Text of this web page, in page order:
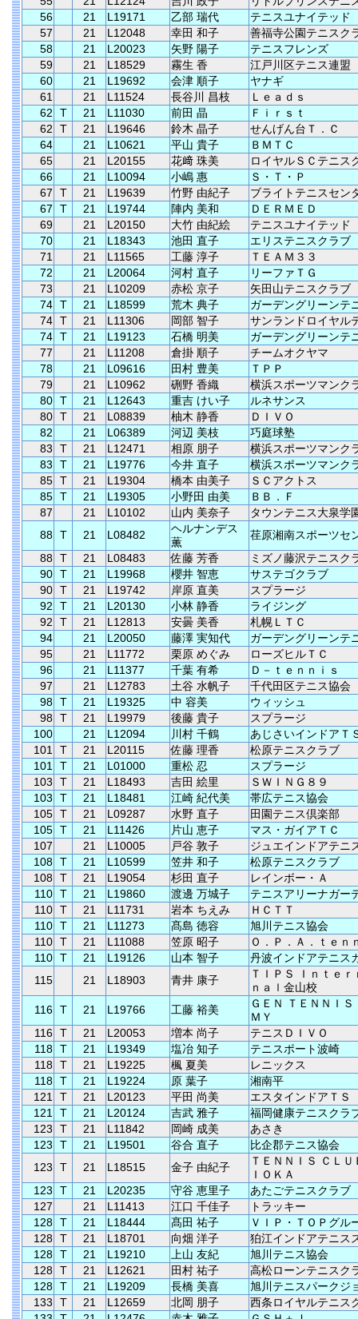
56
21 L19171 乙部 瑞代
テニスユナイテッド
57
21 L12048 幸田 和子
善福寺公園テニスク
58
21 L20023 矢野 陽子
テニスフレンズ
59
21 L18529 霧生 香
江戸川区テニス連盟
60
21 L19692 会津 順子
ヤナギ
61
21 L11524 長谷川 昌枝
Ｌｅａｄｓ
62
T 21 L11030 前田 晶
Ｆｉｒｓｔ
62
T 21 L19646 鈴木 晶子
せんげん台Ｔ．Ｃ
64
21 L10621 平山 貴子
ＢＭＴＣ
65
21 L20155 花﨑 珠美
ロイヤルＳＣテニス
66
21 L10094 小嶋 惠
Ｓ・Ｔ・Ｐ
67
T 21 L19639 竹野 由紀子
ブライトテニスセン
67
T 21 L19744 陣内 美和
ＤＥＲＭＥＤ
69
21 L20150 大竹 由紀絵
テニスユナイテッド
70
21 L18343 池田 直子
エリステニスクラブ
71
21 L11565 工藤 淳子
ＴＥＡＭ３３
72
21 L20064 河村 直子
リーファＴＧ
73
21 L10209 赤松 京子
矢田山テニスクラブ
74 T 21 L18599 荒木 典子
ガーデングリーンテ
74 T 21 L11306 岡部 智子
サンランドロイヤル
74 T 21 L19123 石橋 明美
ガーデングリーンテ
77
21 L11208 倉掛 順子
チームオクヤマ
78
21 L09616 田村 豊美
ＴＰＰ
79
21 L10962 硎野 香織
横浜スポーツマンク
80 T 21 L12643 重吉 けい子
ルネサンス
80 T 21 L08839 柚木 静香
ＤＩＶＯ
82
21 L06389 河辺 美枝
巧庭球塾
83
T 21 L12471 相原 朋子
横浜スポーツマンク
83
T 21 L19776 今井 直子
横浜スポーツマンク
85 T 21 L19304 橋本 由美子
ＳＣアクトス
85 T 21 L19305 小野田 由美
ＢＢ．Ｆ
87
21 L10102 山内 美奈子
タウンテニス大泉学
88 T 21 L08482
ヘルナンデス
薫
荏原湘南スポーツセ
88 T 21 L08483 佐藤 芳香
ミズノ藤沢テニスク
90 T 21 L19968 櫻井 智恵
サステゴクラブ
90 T 21 L19742 岸原 直美
スプラージ
92
T 21 L20130 小林 静香
ライジング
92
T 21 L12813 安曇 美香
札幌ＬＴＣ
94
21 L20050 藤澤 実知代
ガーデングリーンテ
95
21 L11772 栗原 めぐみ
ローズヒルＴＣ
96
21 L11377 千葉 有希
Ｄ－ｔｅｎｎｉｓ
97
21 L12783 土谷 水帆子
千代田区テニス協会
98 T 21 L19325 中 容美
ウィッシュ
98 T 21 L19979 後藤 貴子
スプラージ
100
21 L12094 川村 千鶴
あじさいインドアＴ
101
T 21 L20115 佐藤 理香
松原テニスクラブ
101
T 21 L01000 重松 忍
スプラージ
103
T 21 L18493 吉田 絵里
ＳＷＩＮＧ８９
103
T 21 L18481 江崎 紀代美
帯広テニス協会
105 T 21 L09287 水野 直子
田園テニス倶楽部
105 T 21 L11426 片山 恵子
マス・ガイアＴＣ
107
21 L10005 戸谷 敦子
ジュエインドアテニ
108 T 21 L10599 笠井 和子
松原テニスクラブ
108 T 21 L19054 杉田 直子
レインボー・Ａ
110 T 21 L19860 渡邊 万城子
テニスアリーナガー
110 T 21 L11731 岩本 ちえみ
ＨＣＴＴ
110 T 21 L11273 髙島 徳容
旭川テニス協会
110 T 21 L11088 笠原 昭子
Ｏ．Ｐ．Ａ．ｔｅｎ
110 T 21 L19126 山本 智子
丹波インドアテニス
115
21 L18903 青井 康子
ＴＩＰＳ Ｉｎｔｅｒ
ｎａｌ金山校
116 T 21 L19766 工藤 裕美
ＧＥＮ ＴＥＮＮＩ
ＭＹ
116 T 21 L20053 増本 尚子
テニスＤＩＶＯ
118 T 21 L19349 塩冶 知子
テニスポート波崎
118 T 21 L19225 楓 夏美
レニックス
118 T 21 L19224 原 葉子
湘南平
121
T 21 L20123 平田 尚美
エスタインドアＴＳ
121
T 21 L20124 吉武 雅子
福岡健康テニスクラ
123
T 21 L11842 岡崎 成美
あさき
123
T 21 L19501 谷合 直子
比企郡テニス協会
123
T 21 L18515 金子 由紀子
ＴＥＮＮＩＳ ＣＬ
ＩＯＫＡ
123
T 21 L20235 守谷 恵里子
あたごテニスクラブ
127
21 L11413 江口 千佳子
トラッキー
128 T 21 L18444 髙田 祐子
ＶＩＰ・ＴＯＰグル
128 T 21 L18701 向畑 洋子
狛江インドアテニス
128 T 21 L19210 上山 友紀
旭川テニス協会
128 T 21 L12621 田村 祐子
高松ローンテニスク
128 T 21 L19209 長橋 美喜
旭川テニスパークジ
133
T 21 L12659 北岡 朋子
西条ロイヤルテニス